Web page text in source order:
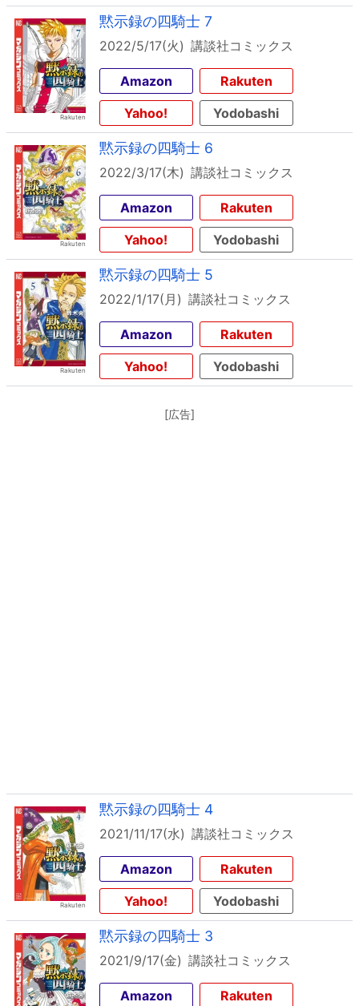
黙示録の四騎士 7
2022/5/17(火) 講談社コミックス
Amazon
Rakuten
Yahoo!
Yodobashi
黙示録の四騎士 6
2022/3/17(木) 講談社コミックス
Amazon
Rakuten
Yahoo!
Yodobashi
黙示録の四騎士 5
2022/1/17(月) 講談社コミックス
Amazon
Rakuten
Yahoo!
Yodobashi
[広告]
黙示録の四騎士 4
2021/11/17(水) 講談社コミックス
Amazon
Rakuten
Yahoo!
Yodobashi
黙示録の四騎士 3
2021/9/17(金) 講談社コミックス
Amazon
Rakuten